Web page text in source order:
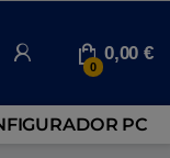
0
0,00€
PC